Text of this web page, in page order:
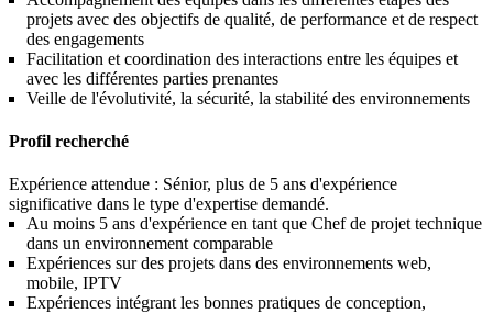
projets avec des objectifs de qualité, de performance et de respect
des engagements
Facilitation et coordination des interactions entre les équipes et
avec les différentes parties prenantes
Veille de l'évolutivité, la sécurité, la stabilité des environnements
Profil recherché
Expérience attendue : Sénior, plus de 5 ans d'expérience
significative dans le type d'expertise demandé.
Au moins 5 ans d'expérience en tant que Chef de projet technique
dans un environnement comparable
Expériences sur des projets dans des environnements web,
mobile, IPTV
Expériences intégrant les bonnes pratiques de conception,